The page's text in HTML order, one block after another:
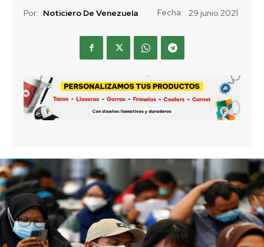
Por: Noticiero De Venezuela Fecha: 29 junio 2021